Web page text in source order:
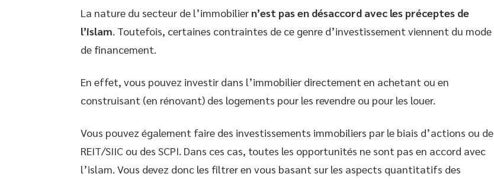
La nature du secteur de l’immobilier n’est pas en désaccord avec les préceptes de
l’islam. Toutefois, certaines contraintes de ce genre d’investissement viennent du mode
de financement.
En effet, vous pouvez investir dans l’immobilier directement en achetant ou en
construisant (en rénovant) des logements pour les revendre ou pour les louer.
Vous pouvez également faire des investissements immobiliers par le biais d’actions ou de
REIT/SIIC ou des SCPI. Dans ces cas, toutes les opportunités ne sont pas en accord avec
l’islam. Vous devez donc les filtrer en vous basant sur les aspects quantitatifs des